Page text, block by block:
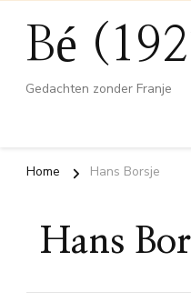
Bé
Gedachten zonder Franje
Home Hans Borsje
Hans